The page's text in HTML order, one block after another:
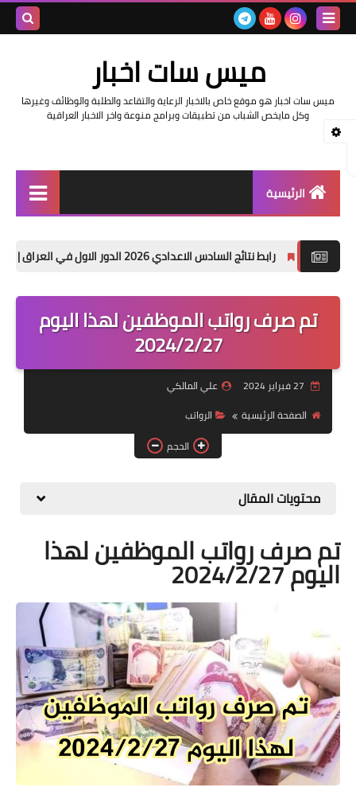
ميس سات اخبار
ميس سات اخبار هو موقع خاص بالاخبار الرعاية والتقاعد والطلبة والوظائف وغيرها
وكل مايخص الشباب من تطبيقات وبرامج منوعة واخر الاخبار العراقية
الرئيسية
اخبار وزارة التربية والتعليم
اخبار وزارة العمل وهيئة
قسم التطبيقات
قطع الاراضي
2026 الدور الاول في العراق | موقع نتائجنا
تم صرف رواتب الموظفين لهذا اليوم
2024/2/27
علي المالكي
الصفحة الرئيسية
الرواتب
الحجم
محتويات المقال
تم صرف رواتب الموظفين لهذا
اليوم 2024/2/27